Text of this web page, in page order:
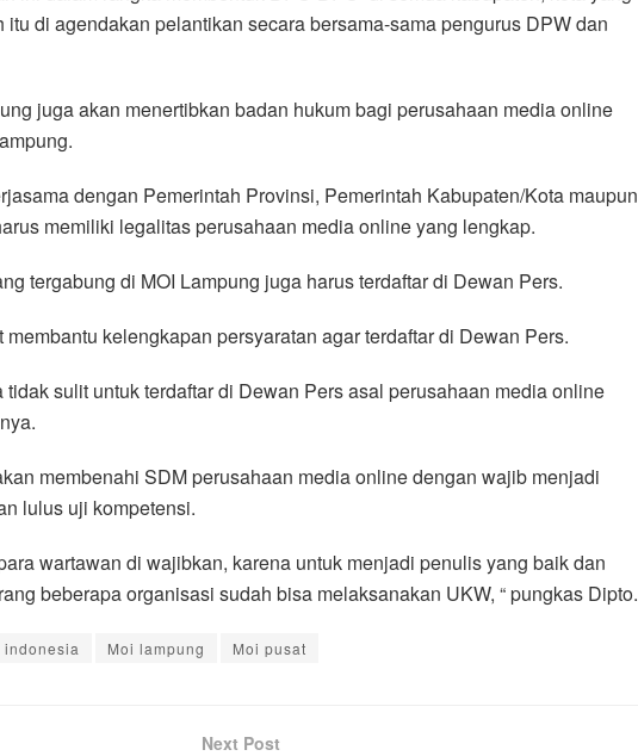
di agendakan pelantikan secara bersama-sama pengurus DPW dan
juga akan menertibkan badan hukum bagi perusahaan media online
dengan Pemerintah Provinsi, Pemerintah Kabupaten/Kota maupun
memiliki legalitas perusahaan media online yang lengkap.
tergabung di MOI Lampung juga harus terdaftar di Dewan Pers.
kelengkapan persyaratan agar terdaftar di Dewan Pers.
sulit untuk terdaftar di Dewan Pers asal perusahaan media online
membenahi SDM perusahaan media online dengan wajib menjadi
lulus uji kompetensi.
wartawan di wajibkan, karena untuk menjadi penulis yang baik dan
beberapa organisasi sudah bisa melaksanakan UKW, “ pungkas Dipto.
Moi lampung Moi pusat
Next Post